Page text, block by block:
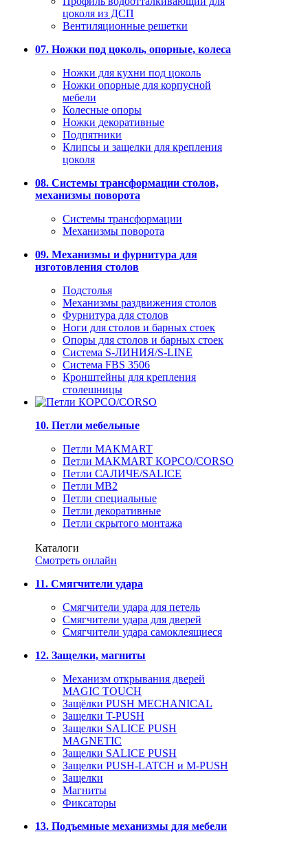
цоколя из ДСП
Вентиляционные решетки
07. Ножки под цоколь, опорные, колеса
Ножки для кухни под цоколь
Ножки опорные для корпусной
мебели
Колесные опоры
Ножки декоративные
Подпятники
Клипсы и защелки для крепления
цоколя
08. Системы трансформации столов,
механизмы поворота
Системы трансформации
Механизмы поворота
09. Механизмы и фурнитура для
изготовления столов
Подстолья
Механизмы раздвижения столов
Фурнитура для столов
Ноги для столов и барных стоек
Опоры для столов и барных стоек
Система S-ЛИНИЯ/S-LINE
Система FBS 3506
Кронштейны для крепления
столешницы
10. Петли мебельные
Петли MAKMART
Петли MAKMART КОРСО/CORSO
Петли САЛИЧЕ/SALICE
Петли MB2
Петли специальные
Петли декоративные
Петли скрытого монтажа
Каталоги
Смотреть онлайн
11. Смягчители удара
Смягчители удара для петель
Смягчители удара для дверей
Cмягчители удара самоклеящиеся
12. Защелки, магниты
Механизм открывания дверей
MAGIC TOUCH
Защёлки PUSH MECHANICAL
Защелки T-PUSH
Защелки SALICE PUSH
MAGNETIC
Защелки SALICE PUSH
Защелки PUSH-LATCH и M-PUSH
Защелки
Магниты
Фиксаторы
13. Подъемные механизмы для мебели